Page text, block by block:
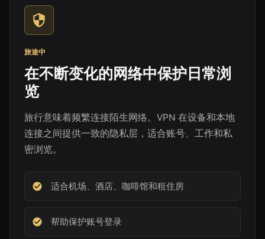
旅途中
在不断变化的网络中保护日常浏
览
旅行意味着频繁连接陌生网络。VPN 在设备和本地
连接之间提供一致的隐私层，适合账号、工作和私
密浏览。
适合机场、酒店、咖啡馆和租住房
帮助保护账号登录